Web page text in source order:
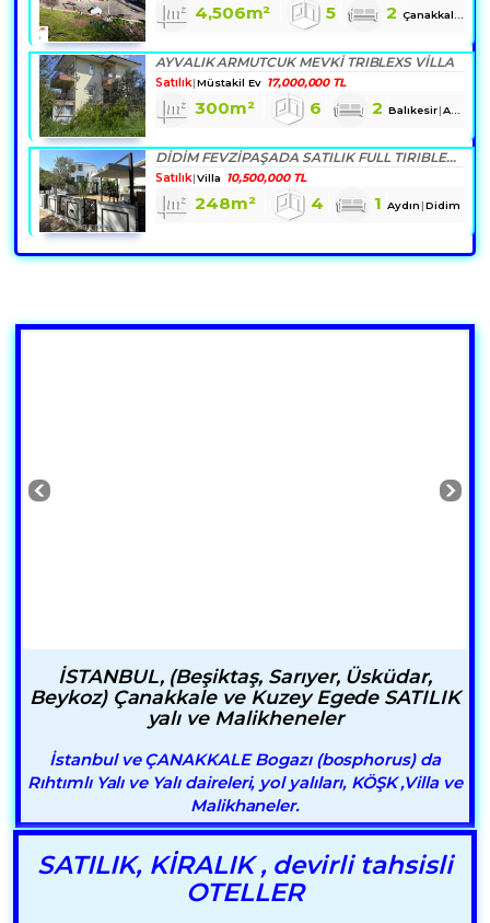
4,506m² 5 2 Çanakkale
AYVALIK ARMUTCUK MEVKI TRIBLEXS VILLA
Satılık Müstakil Ev 17,000,000 TL
300m² 6 2 Balıkesir Ayvalık
DİDİM FEVZİPAŞADA SATILIK FULL TIRIBLEXS VİLLA
Satılık Villa 10,500,000 TL
248m² 4 1 Aydın Didim
İSTANBUL, (Beşiktaş, Sarıyer, Üsküdar,
Beykoz) Çanakkale ve Kuzey Egede SATILIK
yalı ve Malikheneler
İstanbul ve ÇANAKKALE Bogazı (bosphorus) da
Rıhtımlı Yalı ve Yalı daireleri, yol yalıları, KÖŞK ,Villa ve
Malikhaneler.
SATILIK, KİRALIK , devirli tahsisli
OTELLER